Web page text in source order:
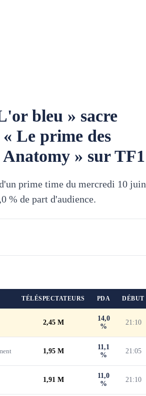
bleu » sacre
Le prime des
» sur TF1
prime time du mercredi 10 juin
% de part d'audience.
TÉLÉSPECTATEURS PDA DÉBUT
2,45 M
14,0
%
21:10
1,95 M
11,1
%
21:05
1,91 M
11,0
%
21:10